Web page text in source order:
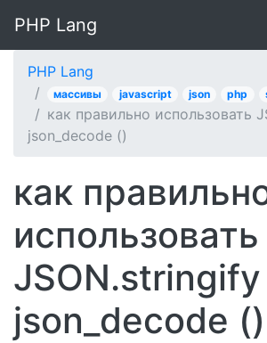
PHP Lang
PHP Lang
массивы javascript json php
как правильно использовать
json_decode ()
как
использовать
JSON.stringify
json_decode ()